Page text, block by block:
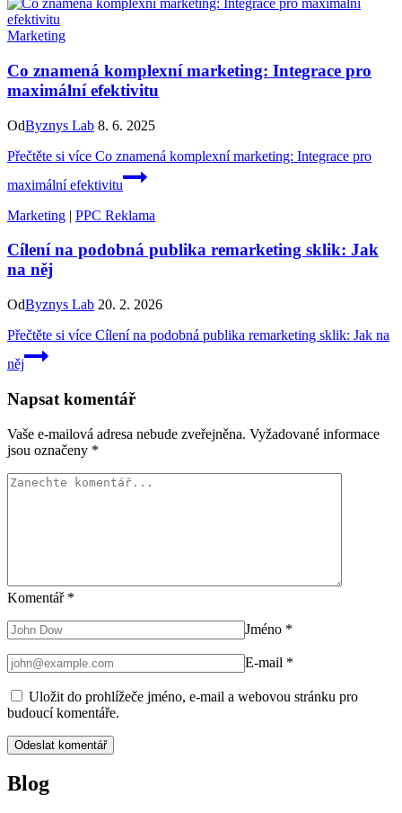
Marketing
Co znamená komplexní marketing: Integrace pro
maximální efektivitu
OdByznys Lab 8. 6. 2025
Přečtěte si více Co znamená komplexní marketing: Integrace pro
maximální efektivitu
Marketing | PPC Reklama
Cílení na podobná publika remarketing sklik: Jak
na něj
OdByznys Lab 20. 2. 2026
Přečtěte si více Cílení na podobná publika remarketing sklik: Jak na
něj
Napsat komentář
Vaše e-mailová adresa nebude zveřejněna. Vyžadované informace
jsou označeny *
Komentář *
Jméno *
E-mail *
Uložit do prohlížeče jméno, e-mail a webovou stránku pro
budoucí komentáře.
Blog